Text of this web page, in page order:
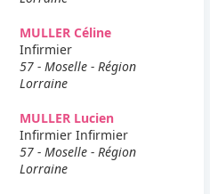
MULLER Céline
Infirmier
57 - Moselle - Région
Lorraine
MULLER Lucien
Infirmier Infirmier
57 - Moselle - Région
Lorraine